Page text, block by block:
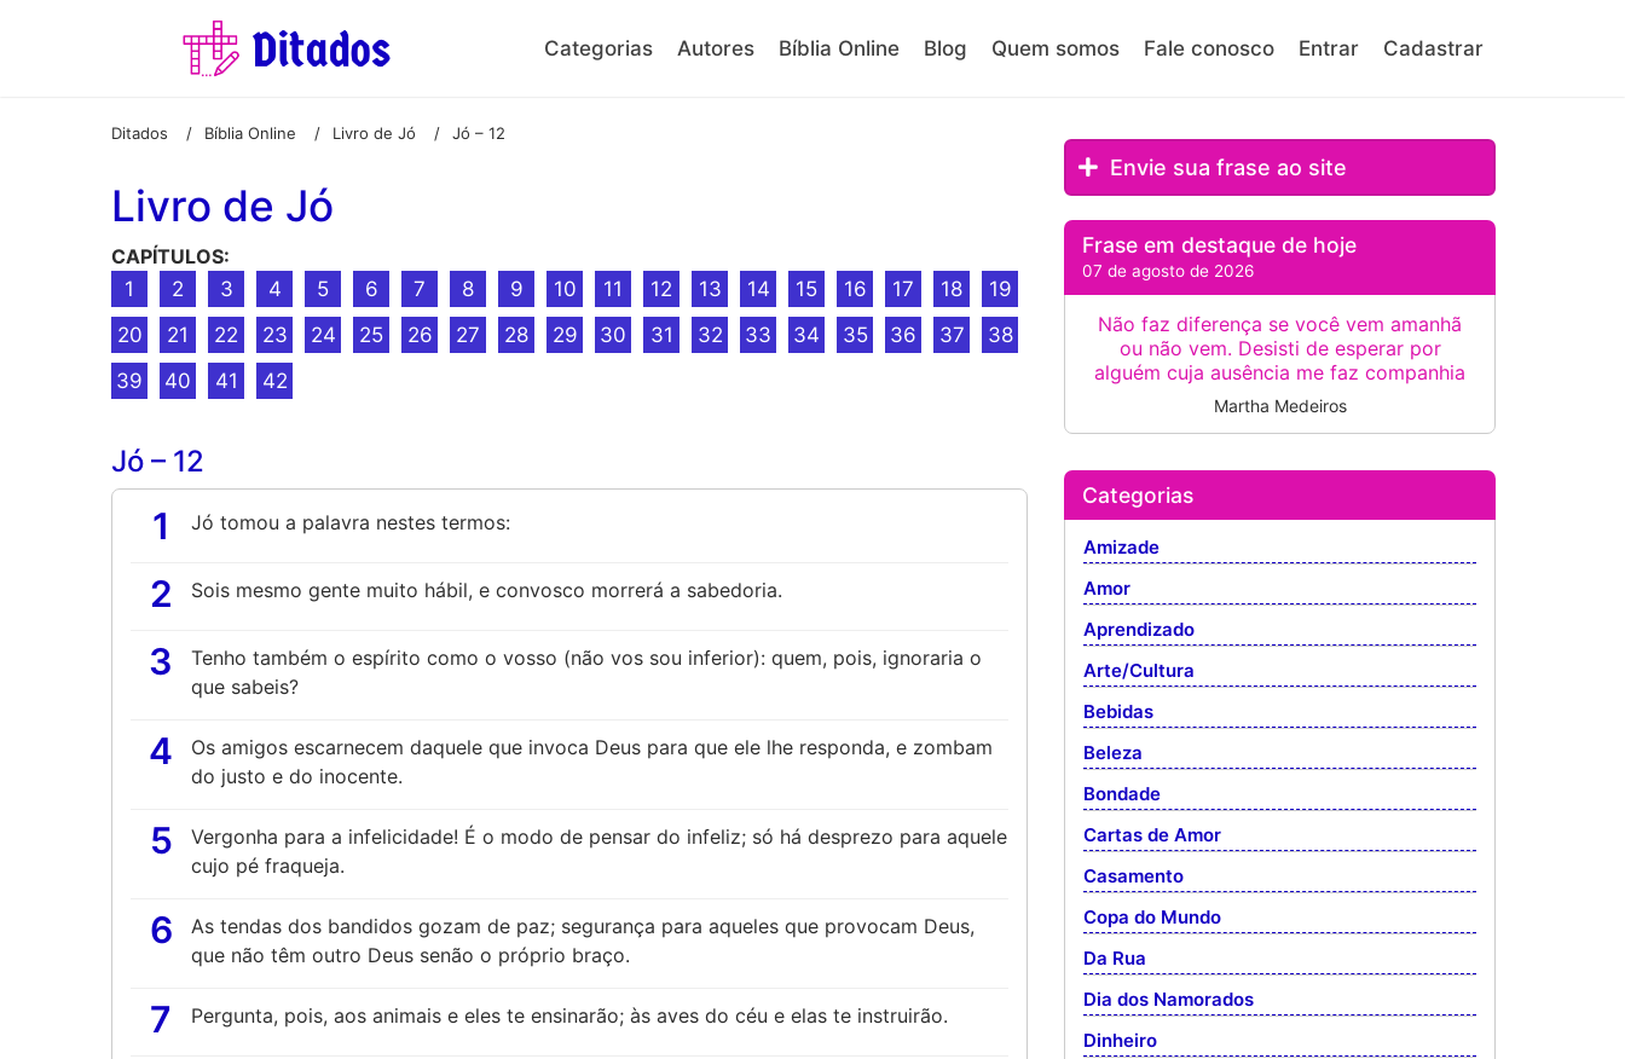
Categorias Autores Bíblia Online Blog Quem somos Fale conosco Entrar Cadastrar
Ditados / Bíblia Online / Livro de Jó / Jó – 12
Livro de Jó
CAPÍTULOS:
1
2 3 4 5 6 7 8 9 10 11 12 13 14 15 16 17 18
19
20
21 22 23 24 25 26 27 28 29 30 31 32 33 34 35 36 37
38
39
40 41 42
Jó – 12
1 Jó tomou a palavra nestes termos:
2 Sois mesmo gente muito hábil, e convosco morrerá a sabedoria.
3
Tenho também o espírito como o vosso (não vos sou inferior): quem, pois, ignoraria o
que sabeis?
4
Os amigos escarnecem daquele que invoca Deus para que ele lhe responda, e zombam
do justo e do inocente.
5
Vergonha para a infelicidade! É o modo de pensar do infeliz; só há desprezo para aquele
cujo pé fraqueja.
6
As tendas dos bandidos gozam de paz; segurança para aqueles que provocam Deus,
que não têm outro Deus senão o próprio braço.
7 Pergunta, pois, aos animais e eles te ensinarão; às aves do céu e elas te instruirão.
Envie sua frase ao site
Frase em destaque de hoje
07 de agosto de 2026
Não faz diferença se você vem amanhã
ou não vem. Desisti de esperar por
alguém cuja ausência me faz companhia
Martha Medeiros
Categorias
Amizade
Amor
Aprendizado
Arte/Cultura
Bebidas
Beleza
Bondade
Cartas de Amor
Casamento
Copa do Mundo
Da Rua
Dia dos Namorados
Dinheiro